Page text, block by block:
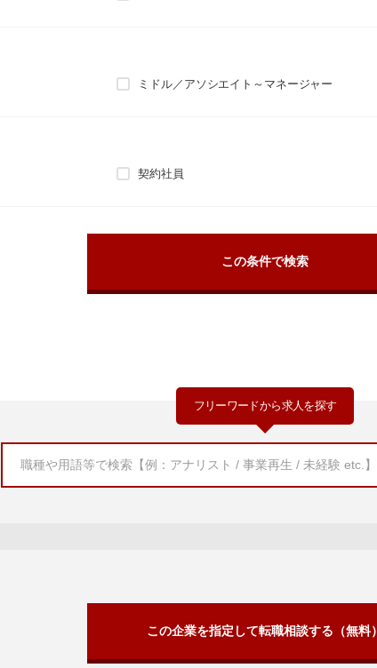
ミドル／アソシエイト～マネージャー
契約社員
フリーワードから求人を探す
この企業を指定して転職相談する（無料）